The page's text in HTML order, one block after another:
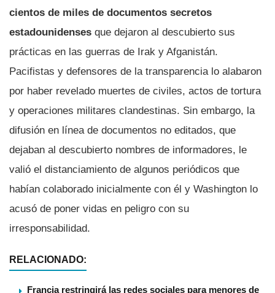
cientos de miles de documentos secretos
estadounidenses que dejaron al descubierto sus
prácticas en las guerras de Irak y Afganistán.
Pacifistas y defensores de la transparencia lo alabaron
por haber revelado muertes de civiles, actos de tortura
y operaciones militares clandestinas. Sin embargo, la
difusión en línea de documentos no editados, que
dejaban al descubierto nombres de informadores, le
valió el distanciamiento de algunos periódicos que
habían colaborado inicialmente con él y Washington lo
acusó de poner vidas en peligro con su
irresponsabilidad.
RELACIONADO:
Francia restringirá las redes sociales para menores de